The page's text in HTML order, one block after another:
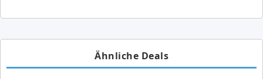
Ähnliche Deals